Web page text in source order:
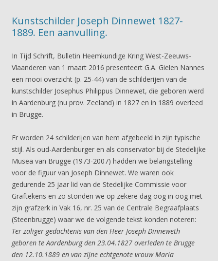
Kunstschilder Joseph Dinnewet 1827-
1889. Een aanvulling.
In Tijd Schrift, Bulletin Heemkundige Kring West-Zeeuws-
Vlaanderen van 1 maart 2016 presenteert G.A. Gielen Nannes
een mooi overzicht (p. 25-44) van de schilderijen van de
kunstschilder Josephus Philippus Dinnewet, die geboren werd
in Aardenburg (nu prov. Zeeland) in 1827 en in 1889 overleed
in Brugge.
Er worden 24 schilderijen van hem afgebeeld in zijn typische
stijl. Als oud-Aardenburger en als conservator bij de Stedelijke
Musea van Brugge (1973-2007) hadden we belangstelling
voor de figuur van Joseph Dinnewet. We waren ook
gedurende 25 jaar lid van de Stedelijke Commissie voor
Graftekens en zo stonden we op zekere dag oog in oog met
zijn grafzerk in Vak 16, nr. 25 van de Centrale Begraafplaats
(Steenbrugge) waar we de volgende tekst konden noteren:
Ter zaliger gedachtenis van den Heer Joseph Dinneweth
geboren te Aardenburg den 23.04.1827 overleden te Brugge
den 12.10.1889 en van zijne echtgenote vrouw Maria